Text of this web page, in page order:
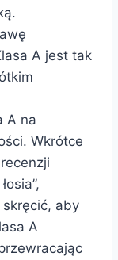
A jest tak
A na
Wkrótce
aby
A